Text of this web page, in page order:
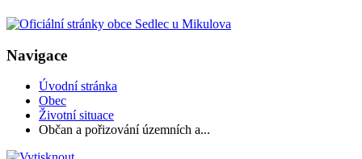
Navigace
Úvodní stránka
Obec
Životní situace
Občan a pořizování územních a...